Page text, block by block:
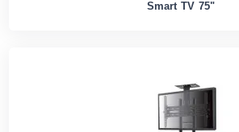
Smart TV 75"